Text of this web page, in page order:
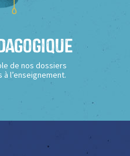
de nos dossiers
l’enseignement.